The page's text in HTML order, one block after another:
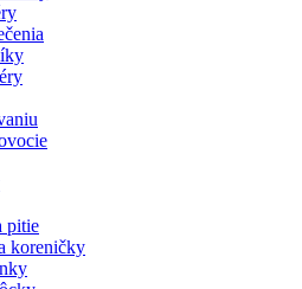
pitie
koreničky